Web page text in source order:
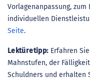
Vorlagenanpassung,
individuellen
Seite.
Lektüretipp: Erfahren
Mahnstufen, der
Schuldners und erhalten